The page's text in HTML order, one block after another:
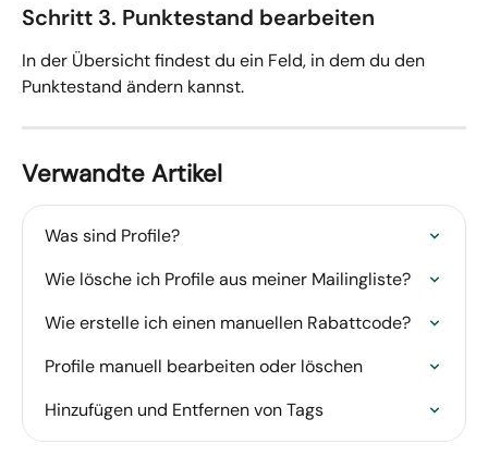
Schritt 3. Punktestand bearbeiten
In der Übersicht findest du ein Feld, in dem du den
Punktestand ändern kannst.
Verwandte Artikel
Was sind Profile?
Wie lösche ich Profile aus meiner Mailingliste?
Wie erstelle ich einen manuellen Rabattcode?
Profile manuell bearbeiten oder löschen
Hinzufügen und Entfernen von Tags